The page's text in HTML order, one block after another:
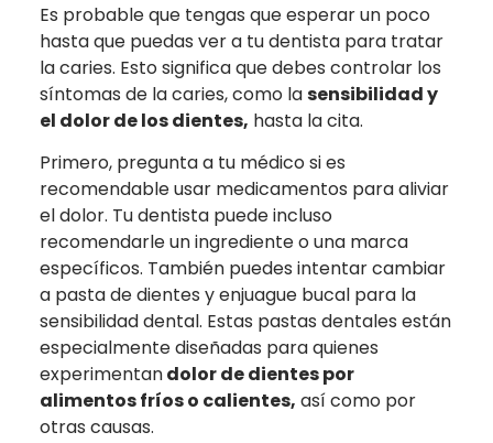
Es probable que tengas que esperar un poco
hasta que puedas ver a tu dentista para tratar
la caries. Esto significa que debes controlar los
síntomas de la caries, como lasensibilidad y
el dolor de los dientes, hasta la cita.
Primero, pregunta a tu médico si es
recomendable usar medicamentos para aliviar
el dolor. Tu dentista puede incluso
recomendarle un ingrediente o una marca
específicos. También puedes intentar cambiar
a pasta de dientes y enjuague bucal para la
sensibilidad dental. Estas pastas dentales están
especialmente diseñadas para quienes
experimentandolor de dientes por
alimentos fríos o calientes, así como por
otras causas.